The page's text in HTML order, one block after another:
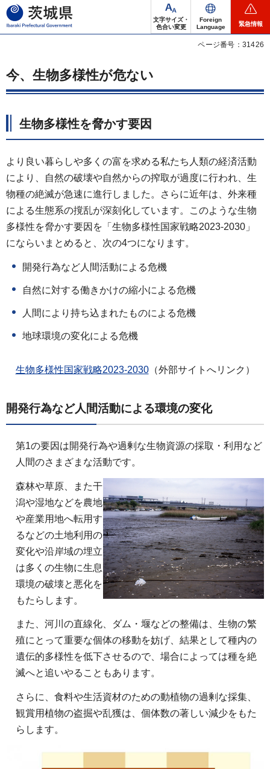
茨城県
文字サイズ・
色合い変更
Foreign
Language
緊急情報
ページ番号：31426
今、生物多様性が危ない
生物多様性を脅かす要因
より良い暮らしや多くの富を求める私たち人類の経済活動
により、自然の破壊や自然からの搾取が過度に行われ、生
物種の絶滅が急速に進行しました。さらに近年は、外来種
による生態系の撹乱が深刻化しています。このような生物
多様性を脅かす要因を「生物多様性国家戦略2023-2030」
にならいまとめると、次の4つになります。
開発行為など人間活動による危機
自然に対する働きかけの縮小による危機
人間により持ち込まれたものによる危機
地球環境の変化による危機
生物多様性国家戦略2023-2030（外部サイトへリンク）
開発行為など人間活動による環境の変化
第1の要因は開発行為や過剰な生物資源の採取・利用など
人間のさまざまな活動です。
森林や草原、また干
潟や湿地などを農地
や産業用地へ転用す
るなどの土地利用の
変化や沿岸域の埋立
は多くの生物に生息
環境の破壊と悪化を
もたらします。
また、河川の直線化、ダム・堰などの整備は、生物の繁
殖にとって重要な個体の移動を妨げ、結果として種内の
遺伝的多様性を低下させるので、場合によっては種を絶
滅へと追いやることもあります。
さらに、食料や生活資材のための動植物の過剰な採集、
観賞用植物の盗掘や乱獲は、個体数の著しい減少をもた
らします。